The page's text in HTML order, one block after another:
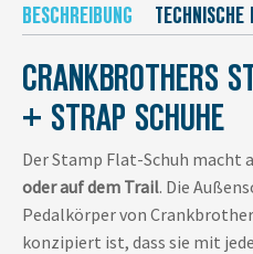
BESCHREIBUNG TECHNISCHE
CRANKBROTHERS
+ STRAP SCHUHE
Der Stamp Flat-Schuh macht
oder auf dem Trail. Die
Pedalkörper von
konzipiert ist, dass sie mit